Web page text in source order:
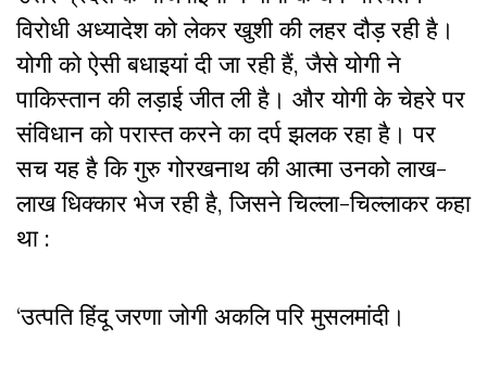
विरोधी अध्यादेश को लेकर खुशी की लहर दौड़ रही है।
योगी को ऐसी बधाइयां दी जा रही हैं, जैसे योगी ने
पाकिस्तान की लड़ाई जीत ली है। और योगी के चेहरे पर
संविधान को परास्त करने का दर्प झलक रहा है। पर
सच यह है कि गुरु गोरखनाथ की आत्मा उनको लाख-
लाख धिक्कार भेज रही है, जिसने चिल्ला-चिल्लाकर कहा
था :
‘उत्पति हिंदू जरणा जोगी अकलि परि मुसलमांदी।